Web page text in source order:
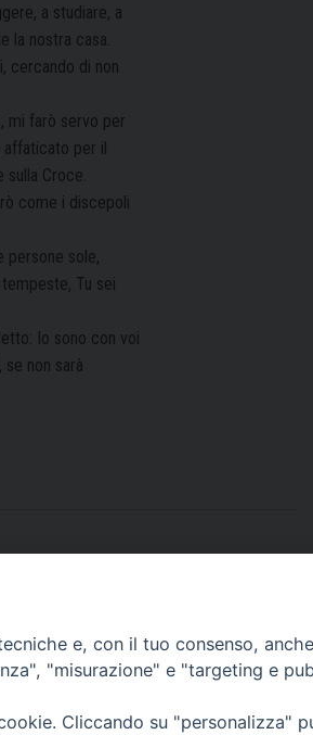
a studiare, a
la nostra casa.
cercando di non
mi farò servo per
affaticato per il
sulla Croce.
come i discepoli
persone sole,
Tu sei
Io sono con voi
non sarà
e, con il tuo consenso,
"misurazione" e "targeting e
Cliccando su "personalizza"